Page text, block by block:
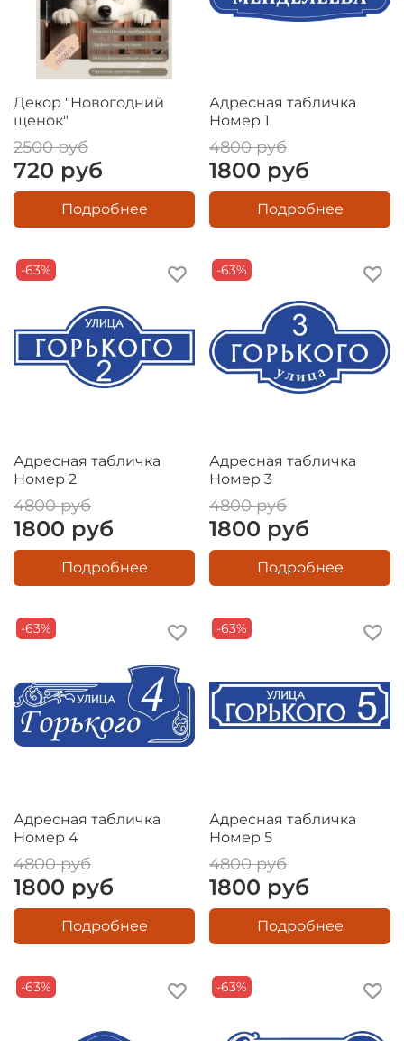
Декор "Новогодний
щенок"
2500 руб
720 руб
Подробнее
Адресная табличка
Номер 1
4800 руб
1800 руб
Подробнее
-63%
Адресная табличка
Номер 2
4800 руб
1800 руб
Подробнее
-63%
Адресная табличка
Номер 3
4800 руб
1800 руб
Подробнее
-63%
Адресная табличка
Номер 4
4800 руб
1800 руб
Подробнее
-63%
Адресная табличка
Номер 5
4800 руб
1800 руб
Подробнее
-63% -63%